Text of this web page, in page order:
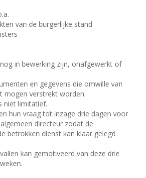
van de burgerlijke stand
in bewerking zijn, onafgewerkt of
en gegevens die omwille van
mogen verstrekt worden.
niet limitatief.
hun vraag tot inzage drie dagen voor
directeur zodat de
betrokken dienst kan klaar gelegd
kan gemotiveerd van deze drie